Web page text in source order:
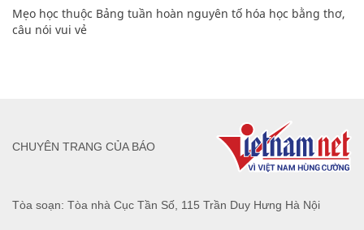
Mẹo học thuộc Bảng tuần hoàn nguyên tố hóa học bằng thơ,
câu nói vui vẻ
Tòa soạn: Tòa nhà Cục Tần Số, 115 Trần Duy Hưng Hà Nội
CHUYÊN TRANG CỦA BÁO